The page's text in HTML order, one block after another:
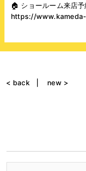
🏠 ショールーム来店
https://
< back new >